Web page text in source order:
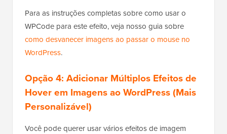
Para as instruções completas sobre como usar o
WPCode para este efeito, veja nosso guia sobre
como desvanecer imagens ao passar o mouse no
WordPress.
Opção 4: Adicionar Múltiplos Efeitos de
Hover em Imagens ao WordPress (Mais
Personalizável)
Você pode querer usar vários efeitos de imagem